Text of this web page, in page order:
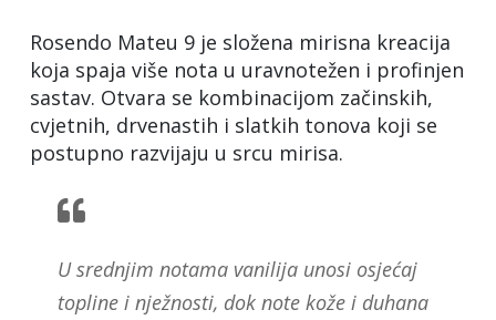
Rosendo Mateu 9 je složena mirisna kreacija
koja spaja više nota u uravnotežen i profinjen
sastav. Otvara se kombinacijom začinskih,
cvjetnih, drvenastih i slatkih tonova koji se
postupno razvijaju u srcu mirisa.
U srednjim notama vanilija unosi osjećaj
topline i nježnosti, dok note kože i duhana